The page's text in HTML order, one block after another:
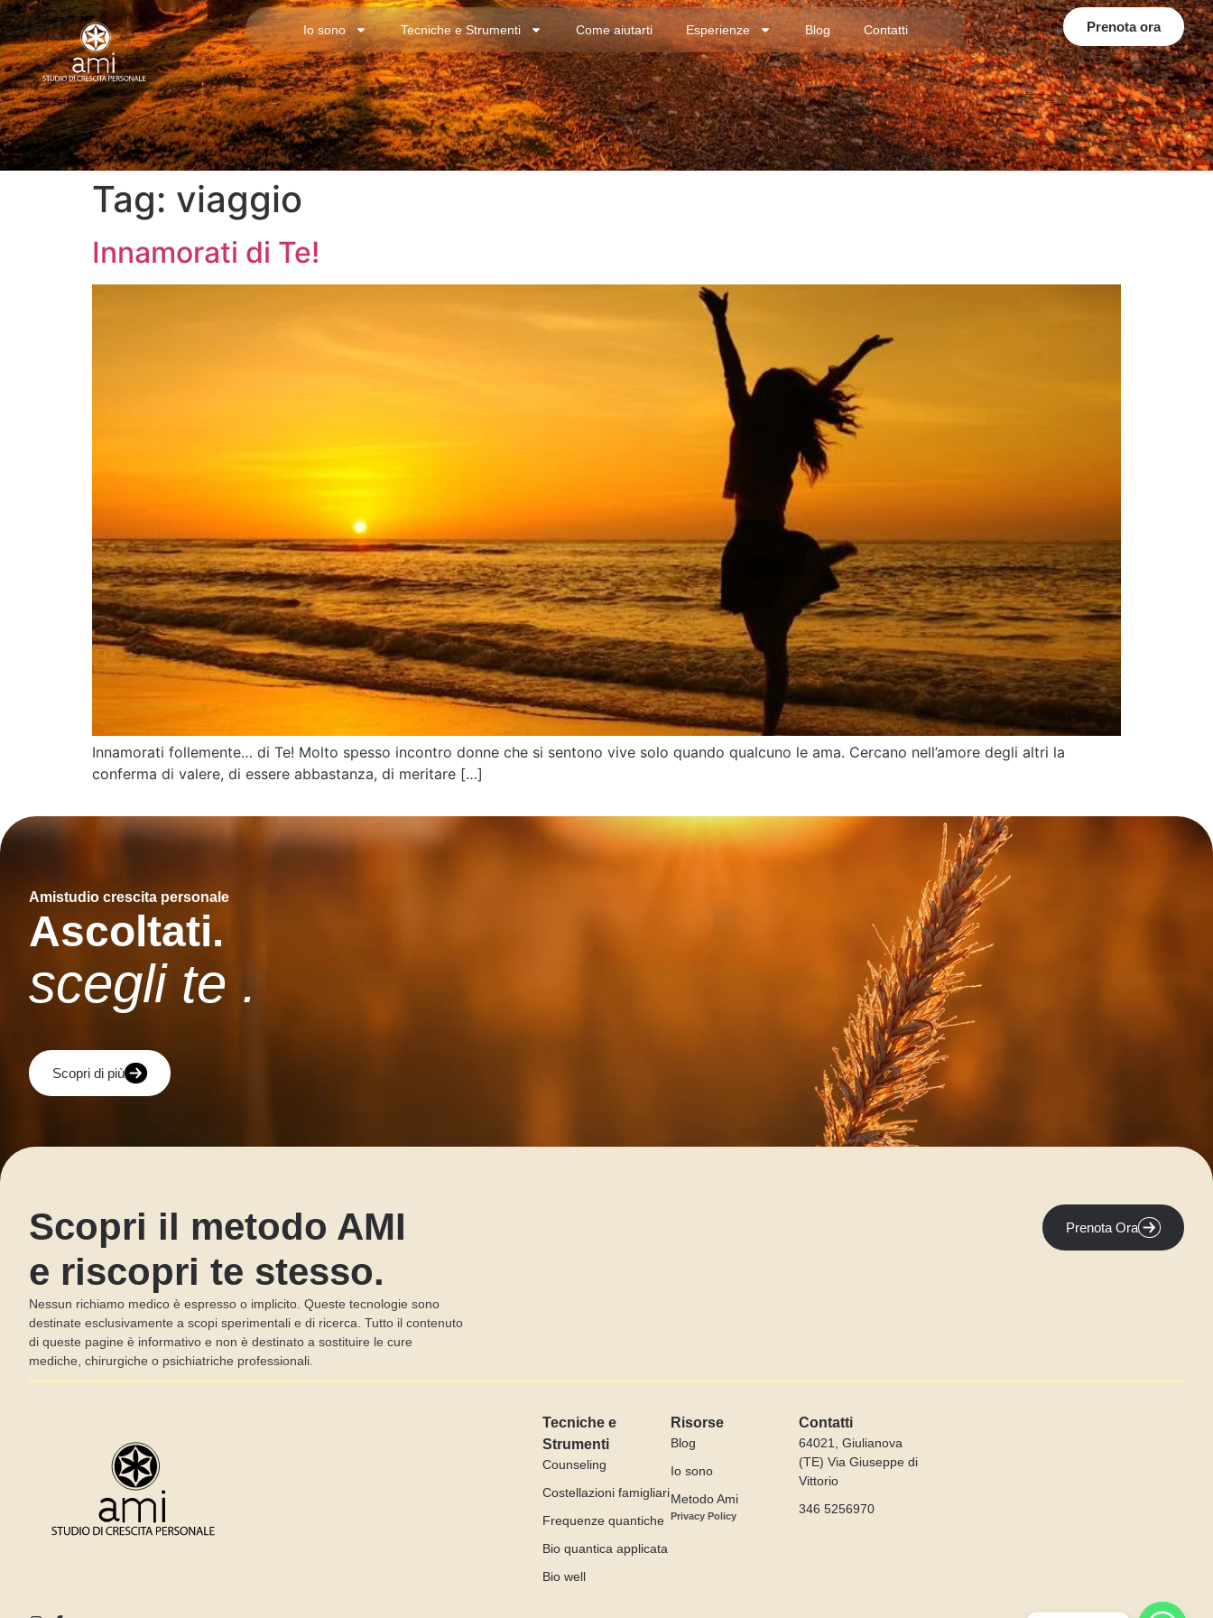
Io sono Tecniche e Strumenti Come aiutarti Esperienze Blog Contatti Prenota ora
Tag: viaggio
Innamorati di Te!
Innamorati follemente… di Te! Molto spesso incontro donne che si sentono vive solo quando qualcuno le ama. Cercano nell’amore degli altri la
conferma di valere, di essere abbastanza, di meritare […]
Amistudio crescita personale
Ascoltati.
scegli te .
Scopri di più
Scopri il metodo AMI
e riscopri te stesso.
Nessun richiamo medico è espresso o implicito. Queste tecnologie sono
destinate esclusivamente a scopi sperimentali e di ricerca. Tutto il contenuto
di queste pagine è informativo e non è destinato a sostituire le cure
mediche, chirurgiche o psichiatriche professionali.
Prenota Ora
Tecniche e
Strumenti
Counseling
Costellazioni famigliari
Frequenze quantiche
Bio quantica applicata
Bio well
Risorse
Blog
Io sono
Metodo Ami
Privacy Policy
Contatti
64021, Giulianova
(TE) Via Giuseppe di
Vittorio
346 5256970